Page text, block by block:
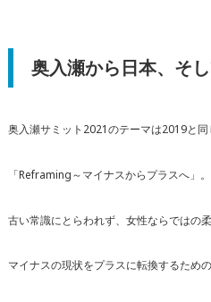
奥入瀬から日本、そ
奥入瀬サミット2021のテーマは2019と同
「Reframing～マイナスからプラスへ」。
古い常識にとらわれず、女性ならではの
マイナスの現状をプラスに転換するため